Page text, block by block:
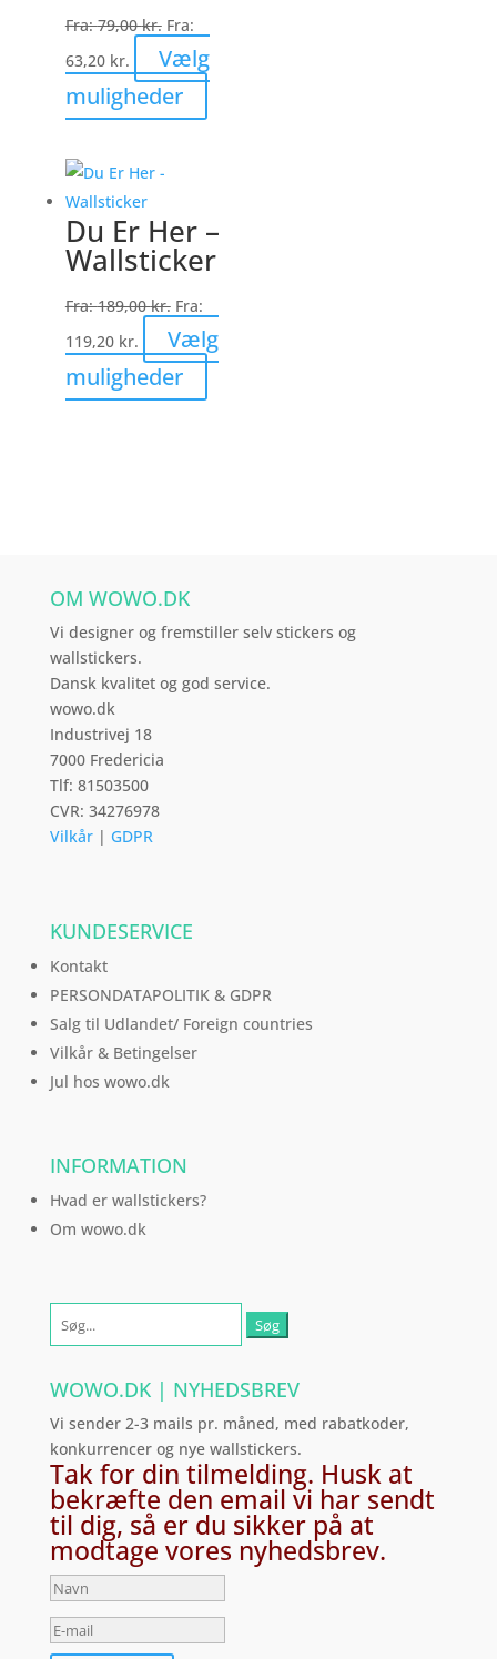
varesiden
Fra:79,00kr. Fra:
63,20 kr.
Vælg
muligheder
vare
Mulighederne
kan
på
varesiden
Du Er Her –
Wallsticker
Fra:189,00kr. Fra:
119,20 kr.
Vælg
muligheder
vare
varesiden
OM WOWO.DK
Vi designer og fremstiller selv stickers og
wallstickers.
Dansk kvalitet og god service.
wowo.dk
Industrivej 18
7000 Fredericia
Tlf: 81503500
CVR: 34276978
Vilkår| GDPR
KUNDESERVICE
Kontakt
PERSONDATAPOLITIK & GDPR
Salg til Udlandet/ Foreign countries
Vilkår & Betingelser
Jul hos wowo.dk
INFORMATION
Hvad er wallstickers?
Om wowo.dk
efter:
WOWO.DK | NYHEDSBREV
Vi sender 2-3 mails pr. måned, med rabatkoder,
konkurrencer og nye wallstickers.
Tak for din tilmelding. Husk at
bekræfte den email vi har sendt
til dig, så er du sikker på at
modtage vores nyhedsbrev.